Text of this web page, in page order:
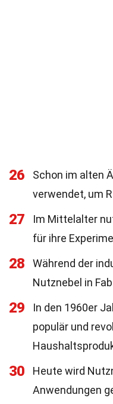
26
Schon im alten
verwendet, um
27
Im Mittelalter
für ihre
28
Während der
Nutznebel in
29
In den 1960er
populär und
30
Heute wird
Anwendungen